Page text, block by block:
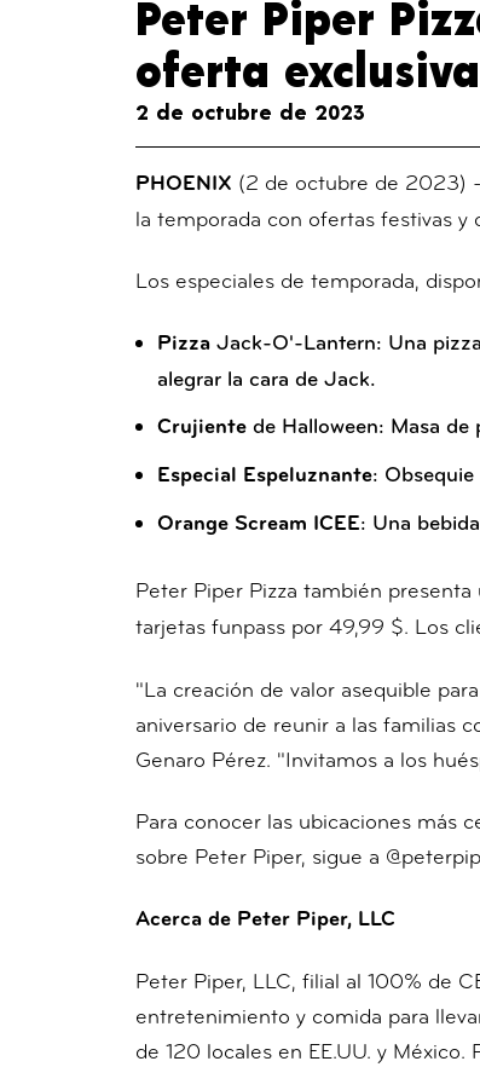
Peter Piper
oferta
2 de octubre de 2023
PHOENIX (2 de octubre de 2023) -
la temporada con ofertas festivas y
Los especiales de temporada,
PizzaJack-O'-Lantern: Una
alegrar la cara de Jack.
Crujientede Halloween: Masa de
Especial Espeluznante:
Orange Scream ICEE: Una
Peter Piper Pizza también presenta
tarjetas funpass por 49,99 $. Los
"La creación de valor asequible
aniversario de reunir a las familias
Genaro Pérez. "Invitamos a los
Para conocer las ubicaciones más
sobre Peter Piper, sigue a
Acerca de Peter Piper, LLC
Peter Piper, LLC, filial al 100% de
entretenimiento y comida para
de 120 locales en EE.UU. y